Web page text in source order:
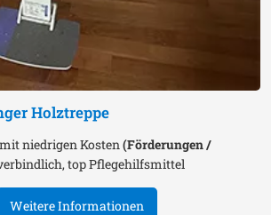
Holztreppe
niedrigen Kosten (Förderungen /
top Pflegehilfsmittel
Weitere Informationen